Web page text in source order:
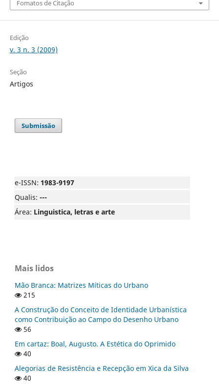
Fomatos de Citação
Edição
v. 3 n. 3 (2009)
Seção
Artigos
Submissão
e-ISSN: 1983-9197
Qualis: ---
Área: Linguistica, letras e arte
Mais lidos
Mão Branca: Matrizes Míticas do Urbano
215
A Construção do Conceito de Identidade Urbanística
como Contribuição ao Campo do Desenho Urbano
56
Em cartaz: Boal, Augusto. A Estética do Oprimido
40
Alegorias de Resistência e Recepção em Xica da Silva
40